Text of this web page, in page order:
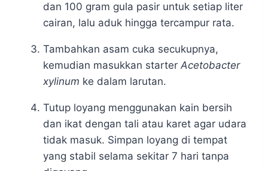
dan 100 gram gula pasir untuk setiap liter
cairan, lalu aduk hingga tercampur rata.
Tambahkan asam cuka secukupnya,
kemudian masukkan starter Acetobacter
xylinum ke dalam larutan.
Tutup loyang menggunakan kain bersih
dan ikat dengan tali atau karet agar udara
tidak masuk. Simpan loyang di tempat
yang stabil selama sekitar 7 hari tanpa